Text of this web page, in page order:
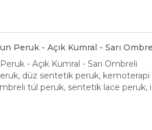
Peruk - Açık Kumral - Sarı
- Açık Kumral - Sarı Ombreli
düz sentetik peruk,
tül peruk, sentetik lace peruk,